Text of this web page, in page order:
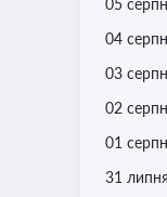
05
04
03
02
01
31